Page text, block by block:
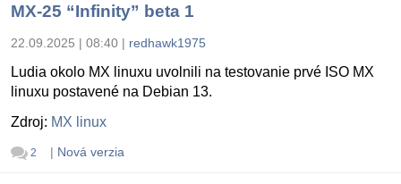
MX-25 “Infinity” beta 1
22.09.2025 | 08:40 | redhawk1975
Ludia okolo MX linuxu uvolnili na testovanie prvé ISO MX
linuxu postavené na Debian 13.
Zdroj: MX linux
2 | Nová verzia